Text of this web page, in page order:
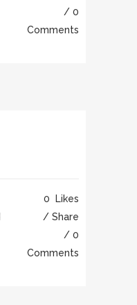
0
Comments
0
Likes
Share
0
Comments